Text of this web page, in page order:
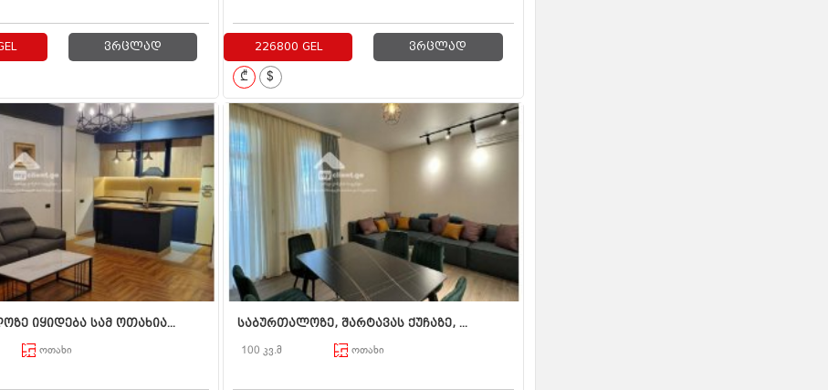
ვრცლად 226800 GEL ვრცლად
₾ $
იყიდება სამ ოთახია...
ოთახი
საბურთალოზე, შარტავას ქუჩაზე, ...
100 კვ.მ ოთახი